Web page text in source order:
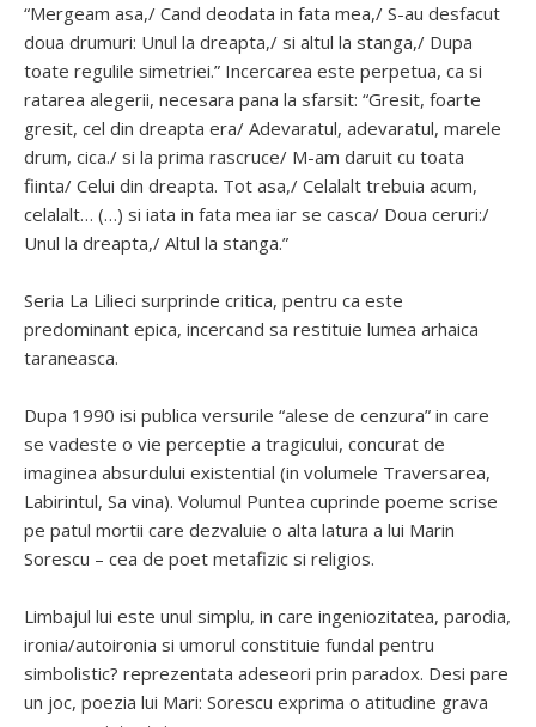
“Mergeam asa,/ Cand deodata in fata mea,/ S-au desfacut
doua drumuri: Unul la dreapta,/ si altul la stanga,/ Dupa
toate regulile simetriei.” Incercarea este perpetua, ca si
ratarea alegerii, necesara pana la sfarsit: “Gresit, foarte
gresit, cel din dreapta era/ Adevaratul, adevaratul, marele
drum, cica./ si la prima rascruce/ M-am daruit cu toata
fiinta/ Celui din dreapta. Tot asa,/ Celalalt trebuia acum,
celalalt… (…) si iata in fata mea iar se casca/ Doua ceruri:/
Unul la dreapta,/ Altul la stanga.”
Seria La Lilieci surprinde critica, pentru ca este
predominant epica, incercand sa restituie lumea arhaica
taraneasca.
Dupa 1990 isi publica versurile “alese de cenzura” in care
se vadeste o vie perceptie a tragicului, concurat de
imaginea absurdului existential (in volumele Traversarea,
Labirintul, Sa vina). Volumul Puntea cuprinde poeme scrise
pe patul mortii care dezvaluie o alta latura a lui Marin
Sorescu – cea de poet metafizic si religios.
Limbajul lui este unul simplu, in care ingeniozitatea, parodia,
ironia/autoironia si umorul constituie fundal pentru
simbolistic? reprezentata adeseori prin paradox. Desi pare
un joc, poezia lui Mari: Sorescu exprima o atitudine grava